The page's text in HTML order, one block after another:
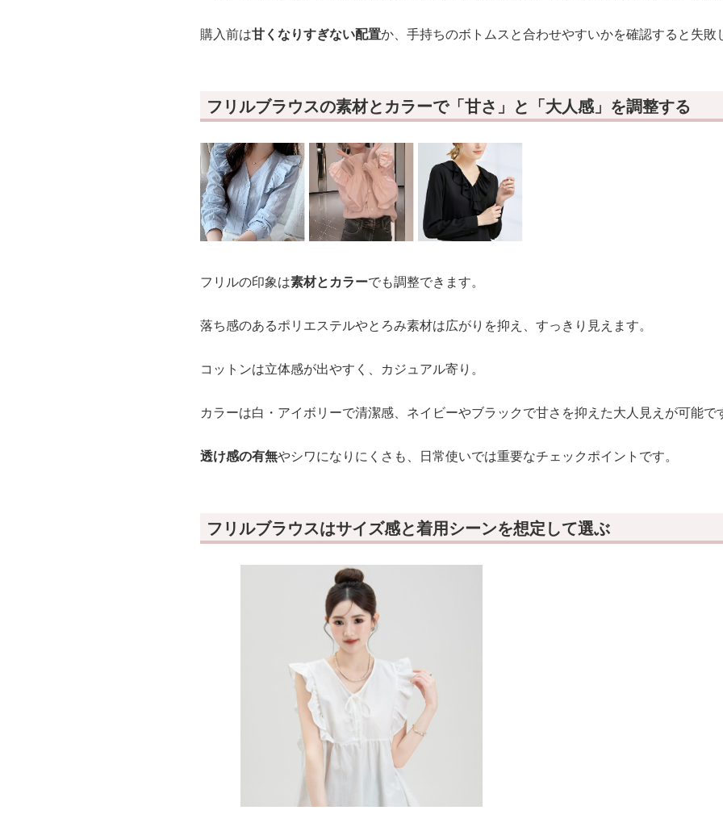
購入前は甘くなりすぎない配置か、手持ちのボトムスと合わせやすいかを確認すると失敗
フリルブラウスの素材とカラーで「甘さ」と「大人感」を調整する
フリルの印象は素材とカラーでも調整できます。
落ち感のあるポリエステルやとろみ素材は広がりを抑え、すっきり見えます。
コットンは立体感が出やすく、カジュアル寄り。
カラーは白・アイボリーで清潔感、ネイビーやブラックで甘さを抑えた大人見えが可能で
透け感の有無やシワになりにくさも、日常使いでは重要なチェックポイントです。
フリルブラウスはサイズ感と着用シーンを想定して選ぶ